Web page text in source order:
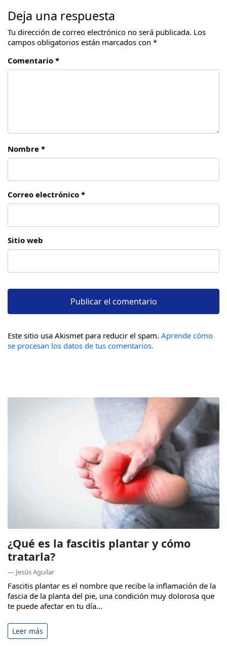
Deja una respuesta
Tu dirección de correo electrónico no será publicada. Los
campos obligatorios están marcados con *
Comentario *
Nombre *
Correo electrónico *
Sitio web
Este sitio usa Akismet para reducir el spam. Aprende cómo
se procesan los datos de tus comentarios.
¿Qué es la fascitis plantar y cómo
tratarla?
— Jesús Aguilar
Fascitis plantar es el nombre que recibe la inflamación de la
fascia de la planta del pie, una condición muy dolorosa que
te puede afectar en tu día...
Leer más